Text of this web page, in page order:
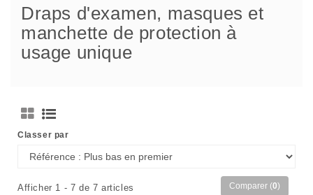
Draps d'examen, masques et
manchette de protection à
usage unique
Classer par
Afficher 1 - 7 de 7 articles Comparer (0)